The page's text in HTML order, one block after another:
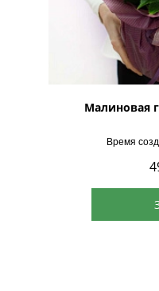
Малиновая
Время